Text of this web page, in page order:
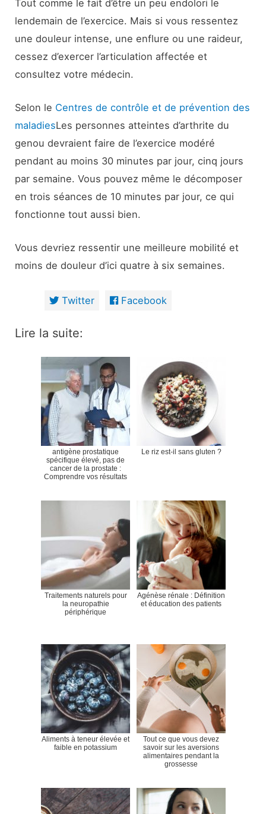
Tout comme le fait d’être un peu endolori le
lendemain de l’exercice. Mais si vous ressentez
une douleur intense, une enflure ou une raideur,
cessez d’exercer l’articulation affectée et
consultez votre médecin.
Selon le Centres de contrôle et de prévention des
maladiesLes personnes atteintes d’arthrite du
genou devraient faire de l’exercice modéré
pendant au moins 30 minutes par jour, cinq jours
par semaine. Vous pouvez même le décomposer
en trois séances de 10 minutes par jour, ce qui
fonctionne tout aussi bien.
Vous devriez ressentir une meilleure mobilité et
moins de douleur d’ici quatre à six semaines.
Twitter Facebook
Lire la suite:
antigène prostatique
spécifique élevé, pas de
cancer de la prostate :
Comprendre vos résultats
Le riz est-il sans gluten ?
Traitements naturels pour
la neuropathie
périphérique
Agénèse rénale : Définition
et éducation des patients
Aliments à teneur élevée et
faible en potassium
Tout ce que vous devez
savoir sur les aversions
alimentaires pendant la
grossesse